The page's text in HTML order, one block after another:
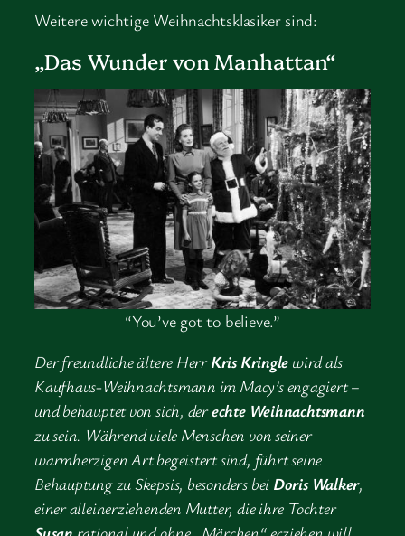
Weitere wichtige Weihnachtsklasiker sind:
„Das Wunder von Manhattan“
“You’ve got to believe.”
Der freundliche ältere HerrKris Kringle wird als
Kaufhaus-Weihnachtsmann im Macy’s engagiert –
und behauptet von sich, derechte Weihnachtsmann
zu sein. Während viele Menschen von seiner
warmherzigen Art begeistert sind, führt seine
Behauptung zu Skepsis, besonders bei Doris Walker,
einer alleinerziehenden Mutter, die ihre Tochter